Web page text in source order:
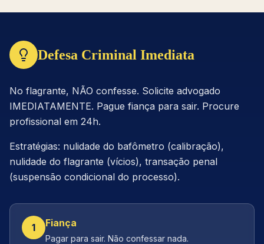
Defesa Criminal Imediata
No flagrante, NÃO confesse. Solicite advogado
IMEDIATAMENTE. Pague fiança para sair. Procure
profissional em 24h.
Estratégias: nulidade do bafômetro (calibração),
nulidade do flagrante (vícios), transação penal
(suspensão condicional do processo).
1 Fiança
Pagar para sair. Não confessar nada.